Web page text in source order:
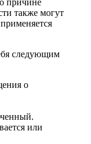
причине
также могут
следующим
о
или